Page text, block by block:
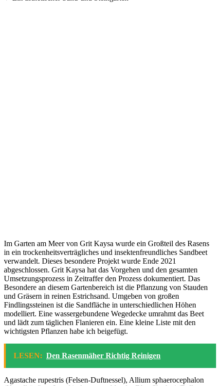
Im Garten am Meer von Grit Kaysa wurde ein Großteil des Rasens
in ein trockenheitsverträgliches und insektenfreundliches Sandbeet
verwandelt. Dieses besondere Projekt wurde Ende 2021
abgeschlossen. Grit Kaysa hat das Vorgehen und den gesamten
Umsetzungsprozess in Zeitraffer den Prozess dokumentiert. Das
Besondere an diesem Gartenbereich ist die Pflanzung von Stauden
und Gräsern in reinen Estrichsand. Umgeben von großen
Findlingssteinen ist die Sandfläche in unterschiedlichen Höhen
modelliert. Eine wassergebundene Wegedecke umrahmt das Beet
und lädt zum täglichen Flanieren ein. Eine kleine Liste mit den
wichtigsten Pflanzen habe ich beigefügt.
LESEN: Den Rasenmäher Richtig Reinigen
Agastache rupestris (Felsen-Duftnessel), Allium sphaerocephalon